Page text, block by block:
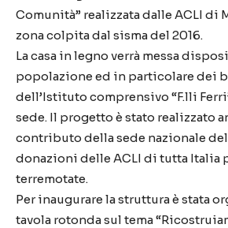
Comunità” realizzata dalle ACLI di
zona colpita dal sisma del 2016.
La casa in legno verrà messa
popolazione ed in particolare dei
dell’Istituto comprensivo “F.lli
sede. Il progetto è stato realizzato
contributo della sede nazionale
donazioni delle ACLI di tutta Italia
terremotate.
Per inaugurare la struttura è stata
tavola rotonda sul tema